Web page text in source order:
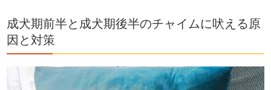
成犬期前半と成犬期後半のチャイムに吠える原
因と対策